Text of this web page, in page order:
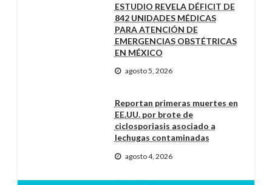
ESTUDIO REVELA DÉFICIT DE
842 UNIDADES MÉDICAS
PARA ATENCIÓN DE
EMERGENCIAS OBSTÉTRICAS
EN MÉXICO
agosto 5, 2026
Reportan primeras muertes en
EE.UU. por brote de
ciclosporiasis asociado a
lechugas contaminadas
agosto 4, 2026